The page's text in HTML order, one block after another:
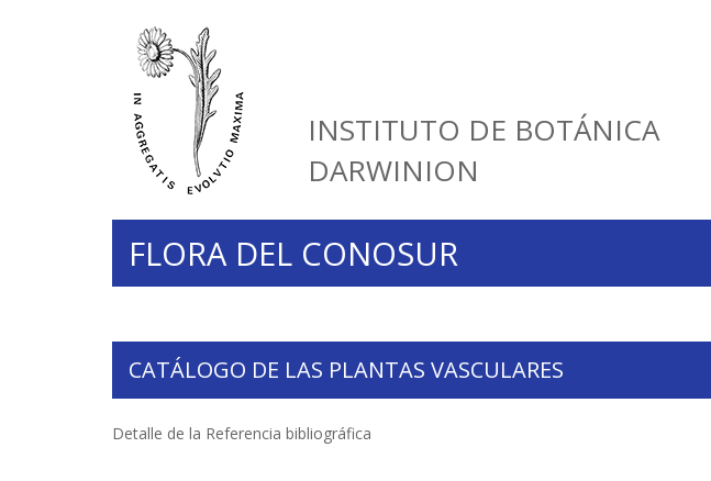
INSTITUTO DE BOTÁNICA
DARWINION
FLORA DEL CONOSUR
CATÁLOGO DE LAS PLANTAS VASCULARES
Detalle de la Referencia bibliográfica